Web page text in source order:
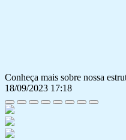
Conheça mais sobre nossa
18/09/2023 17:18